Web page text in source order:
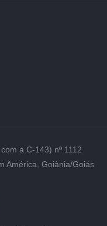
a C-143) nº 1112
América, Goiânia/Goiás